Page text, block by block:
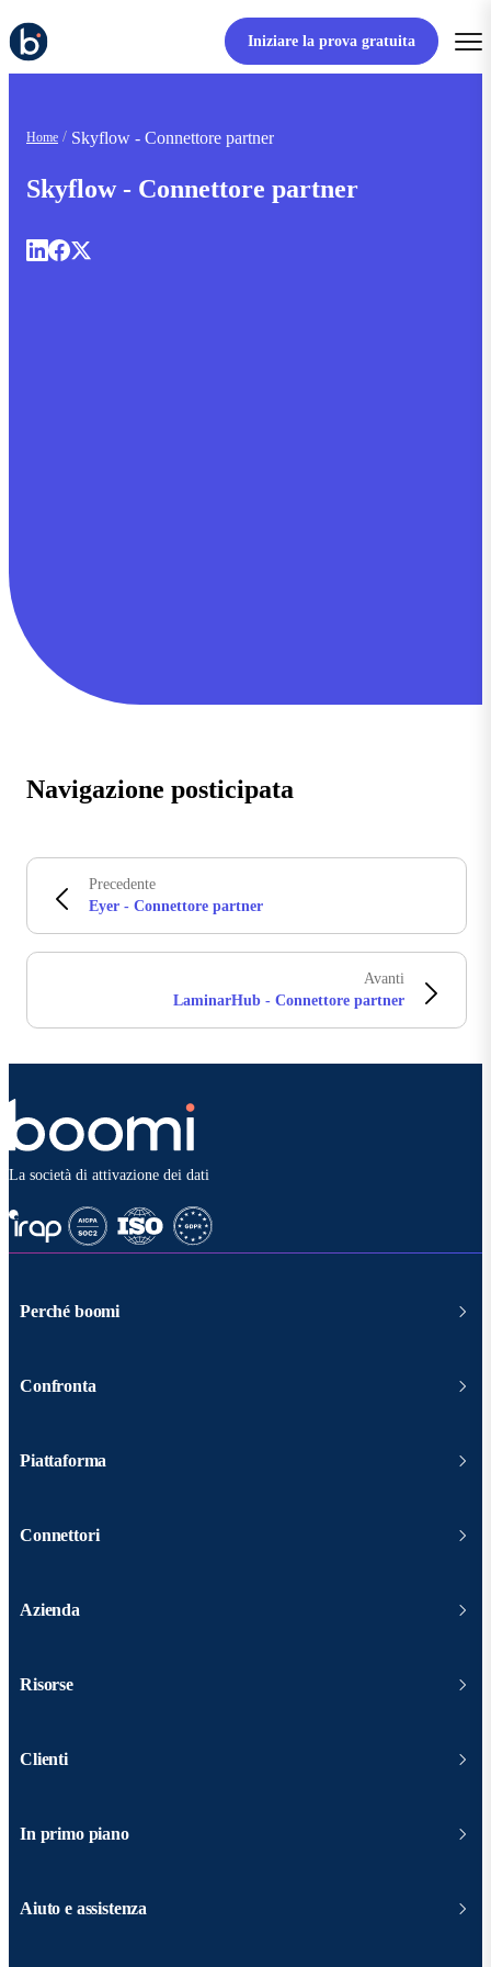
Iniziare la prova gratuita
Home Skyflow - Connettore partner
Skyflow - Connettore partner
Navigazione posticipata
Precedente
Eyer - Connettore partner
Avanti
LaminarHub - Connettore partner
La società di attivazione dei dati
Perché boomi
Confronta
Piattaforma
Connettori
Azienda
Risorse
Clienti
In primo piano
Aiuto e assistenza